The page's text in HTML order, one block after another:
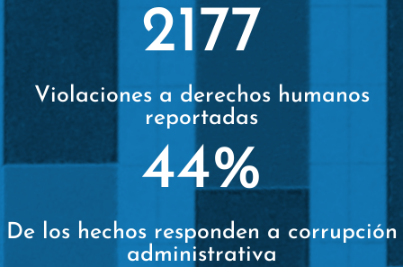
2177
Violaciones a derechos humanos
reportadas
44%
De los hechos responden a corrupción
administrativa